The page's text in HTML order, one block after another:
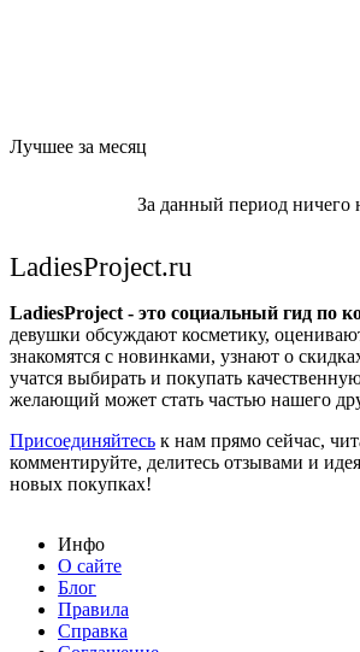
Лучшее за месяц
За данный период ничего
LadiesProject.ru
LadiesProject - это социальный гид по
девушки обсуждают косметику,
знакомятся с новинками, узнают о
учатся выбирать и покупать
желающий может стать частью нашего
Присоединяйтесь к нам прямо сейчас,
комментируйте, делитесь отзывами и
новых покупках!
Инфо
О сайте
Блог
Правила
Справка